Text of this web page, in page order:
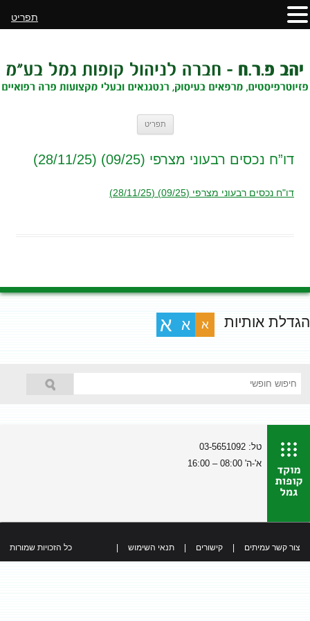
תפריט
דו”ח נכסים רבעוני מצרפי (09/25) (28/11/25)
דו"ח נכסים רבעוני מצרפי (09/25) (28/11/25)
הגדלת אותיות א א א
טל: 03-5651092
א'-ה' 08:00 – 16:00
צור קשר עמיתים קישורים תנאי השימוש כל הזכויות שמורות
תפריט